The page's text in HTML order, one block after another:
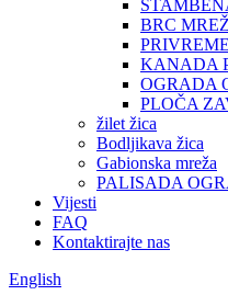
BRC
KANADA
OGRADA
PLOČA
žilet žica
Bodljikava žica
Gabionska mreža
PALISADA
Vijesti
FAQ
Kontaktirajte nas
English